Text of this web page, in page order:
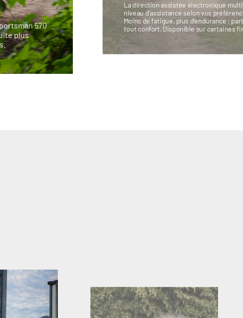
570
plus
La direction assistée électronique
niveau d’assistance selon vos
Moins de fatigue, plus d’endurance :
tout confort. Disponible sur certaines